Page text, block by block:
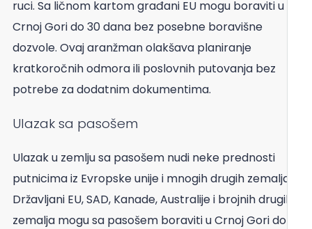
ruci. Sa ličnom kartom građani EU mogu boraviti u
Crnoj Gori do 30 dana bez posebne boravišne
dozvole. Ovaj aranžman olakšava planiranje
kratkoročnih odmora ili poslovnih putovanja bez
potrebe za dodatnim dokumentima.
Ulazak sa pasošem
Ulazak u zemlju sa pasošem nudi neke prednosti
putnicima iz Evropske unije i mnogih drugih zemalja.
Državljani EU, SAD, Kanade, Australije i brojnih drugih
zemalja mogu sa pasošem boraviti u Crnoj Gori do